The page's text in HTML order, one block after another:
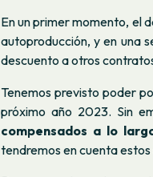
En un primer momento, el
autoproducción, y en una
descuento a otros
Tenemos previsto poder
próximo año 2023. Sin
compensados ​​a lo
tendremos en cuenta